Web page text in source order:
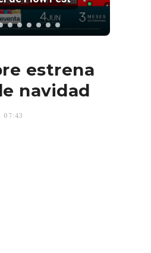
estrena
navidad
07:43